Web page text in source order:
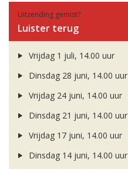
Uitzending gemist?
Luister terug
Vrijdag 1 juli, 14.00 uur
Dinsdag 28 juni, 14.00 uur
Vrijdag 24 juni, 14.00 uur
Dinsdag 21 juni, 14.00 uur
Vrijdag 17 juni, 14.00 uur
Dinsdag 14 juni, 14.00 uur